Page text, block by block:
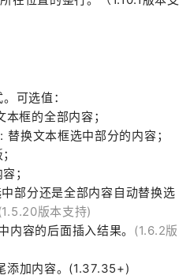
可选值：
本框的全部内容；
: 替换文本框选中部分的内容；
；
部分还是全部内容自动替换选
版本支持)
内容的后面插入结果。 (1.6.2版
添加内容。(1.37.35+)